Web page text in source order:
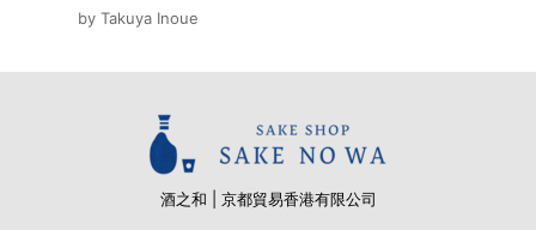
by Takuya Inoue
酒之和 | 京都貿易香港有限公司